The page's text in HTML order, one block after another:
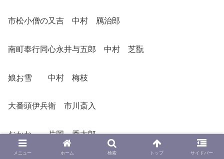
市松小僧の又吉 中村 鴈治郎
南町奉行同心永井与五郎 中村 芝翫
娘お雪 中村 梅枝
大番頭伊兵衛 市川斎入
おかね 片岡 秀太郎
メニュー ホーム 検索 トップ サイドバー